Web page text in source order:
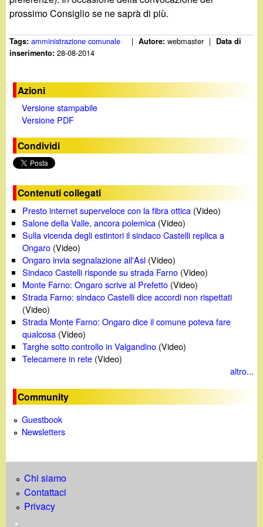
prossimo Consiglio se ne saprà di più.
Tags:amministrazione comunale | Autore:webmaster |
Data di
inserimento:28-08-2014
Azioni
Versione stampabile
Versione PDF
Condividi
Contenuti collegati
Presto internet superveloce con la fibra ottica (Video)
Salone della Valle, ancora polemica (Video)
Sulla vicenda degli estintori il sindaco Castelli replica a
Ongaro (Video)
Ongaro invia segnalazione all'Asl (Video)
Sindaco Castelli risponde su strada Farno (Video)
Monte Farno: Ongaro scrive al Prefetto (Video)
Strada Farno: sindaco Castelli dice accordi non rispettati
(Video)
Strada Monte Farno: Ongaro dice il comune poteva fare
qualcosa (Video)
Targhe sotto controllo in Valgandino (Video)
Telecamere in rete (Video)
altro...
Community
Guestbook
Newsletters
Chi siamo
Contattaci
Privacy